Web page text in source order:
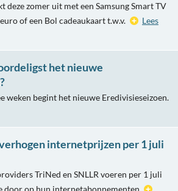
deze zomer uit met een Samsung Smart TV
of een Bol cadeaukaart t.w.v.
Lees
het nieuwe
weken begint het nieuwe Eredivisieseizoen.
internetprijzen per 1 juli
TriNed en SNLLR voeren per 1 juli
door op hun internetabonnementen.